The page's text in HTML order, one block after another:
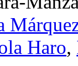
Haro,